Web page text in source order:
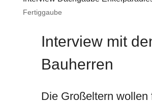
Fertiggaube
Interview mit
Bauherren
Die Großeltern wollen